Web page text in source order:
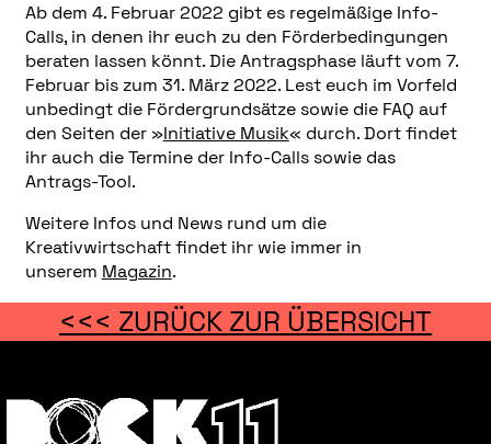
Ab dem 4. Februar 2022 gibt es regelmäßige Info-
Calls, in denen ihr euch zu den Förderbedingungen
beraten lassen könnt. Die Antragsphase läuft vom 7.
Februar bis zum 31. März 2022. Lest euch im Vorfeld
unbedingt die Fördergrundsätze sowie die FAQ auf
den Seiten der »Initiative Musik« durch. Dort findet
ihr auch die Termine der Info-Calls sowie das
Antrags-Tool.
Weitere Infos und News rund um die
Kreativwirtschaft findet ihr wie immer in
unserem Magazin.
<<< ZURÜCK ZUR ÜBERSICHT